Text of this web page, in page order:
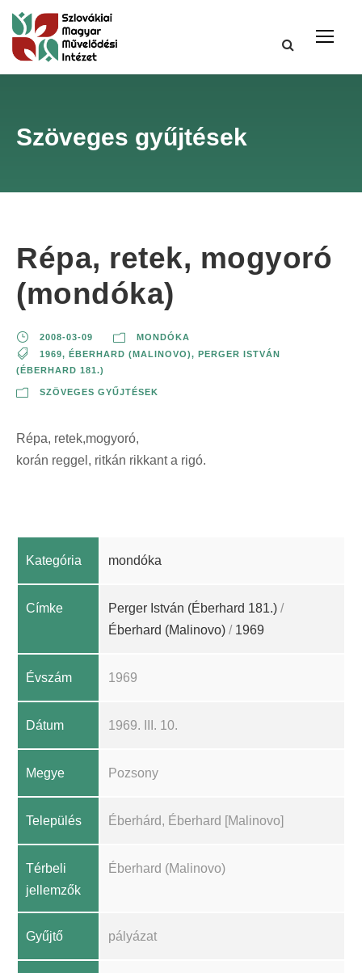
Szöveges gyűjtések
Répa, retek, mogyoró
(mondóka)
2008-03-09
MONDÓKA
1969, ÉBERHARD (MALINOVO), PERGER ISTVÁN
(ÉBERHARD 181.)
SZÖVEGES GYŰJTÉSEK
Répa, retek,mogyoró,
korán reggel, ritkán rikkant a rigó.
Kategória mondóka
Címke Perger István (Éberhard 181.) /
Éberhard (Malinovo) / 1969
Évszám 1969
Dátum 1969. III. 10.
Megye Pozsony
Település Éberhárd, Éberhard [Malinovo]
Térbeli
jellemzők
Éberhard (Malinovo)
Gyűjtő pályázat